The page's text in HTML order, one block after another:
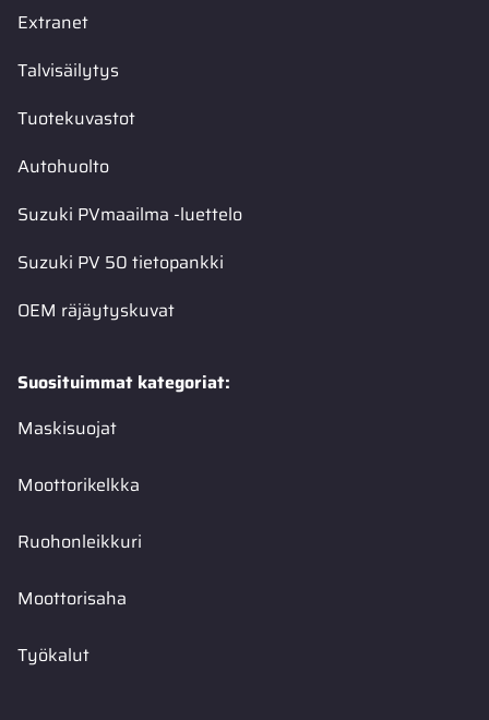
Extranet
Talvisäilytys
Tuotekuvastot
Autohuolto
Suzuki PVmaailma -luettelo
Suzuki PV 50 tietopankki
OEM räjäytyskuvat
Suosituimmat kategoriat:
Maskisuojat
Moottorikelkka
Ruohonleikkuri
Moottorisaha
Työkalut